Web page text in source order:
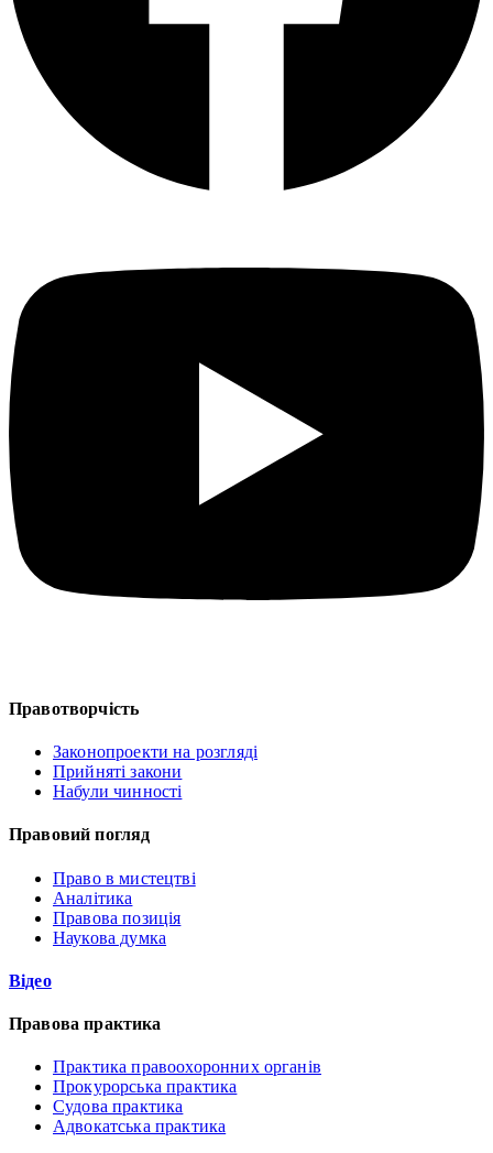
Правотворчість
Законопроекти на розгляді
Прийняті закони
Набули чинності
Правовий погляд
Право в мистецтві
Аналітика
Правова позиція
Наукова думка
Відео
Правова практика
Практика правоохоронних органів
Прокурорська практика
Судова практика
Адвокатська практика